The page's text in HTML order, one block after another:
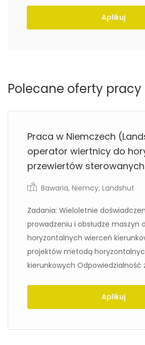
Aplikuj
Polecane oferty pracy
Praca w Niemczech
operator wiertnicy do
przewiertów sterowanych
Bawaria, Niemcy, Landshut
Zadania: Wieloletnie
prowadzeniu i obsłudze maszyn
horyzontalnych wierceń
projektów metodą
kierunkowych Odpowiedzialność
Aplikuj